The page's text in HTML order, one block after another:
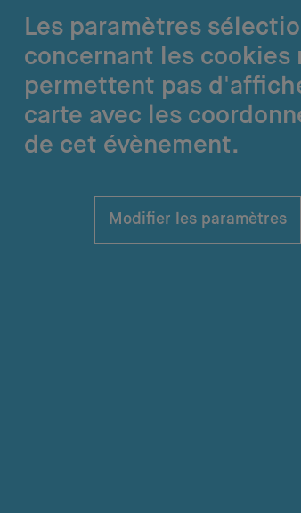
Les paramètres
concernant les cookies
permettent pas
carte avec les
de cet évènement.
Modifier les paramètres